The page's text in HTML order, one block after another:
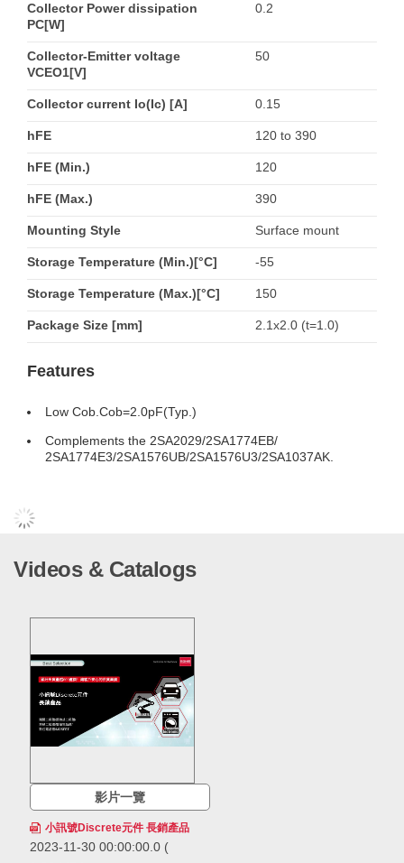
Collector Power dissipation
PC[W]
0.2
Collector-Emitter voltage
VCEO1[V]
50
Collector current Io(Ic) [A] 0.15
hFE 120 to 390
hFE (Min.) 120
hFE (Max.) 390
Mounting Style Surface mount
Storage Temperature (Min.)[°C] -55
Storage Temperature (Max.)[°C] 150
Package Size [mm] 2.1x2.0 (t=1.0)
Features
Low Cob.Cob=2.0pF(Typ.)
Complements the 2SA2029/2SA1774EB/
2SA1774E3/2SA1576UB/2SA1576U3/2SA1037AK.
Videos & Catalogs
影片一覽
小訊號Discrete元件 長銷產品
2023-11-30 00:00:00.0 (